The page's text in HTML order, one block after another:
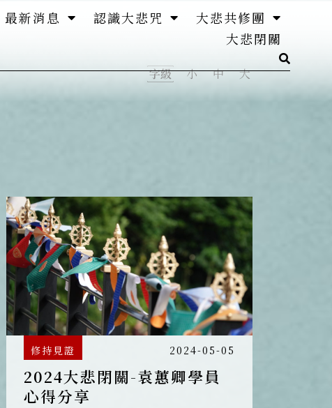
最新消息 認識大悲咒
大悲共修團
大悲閉關
字級 小 中 大
修持見證 2024-05-05
2024大悲閉關-袁蕙卿學員
心得分享